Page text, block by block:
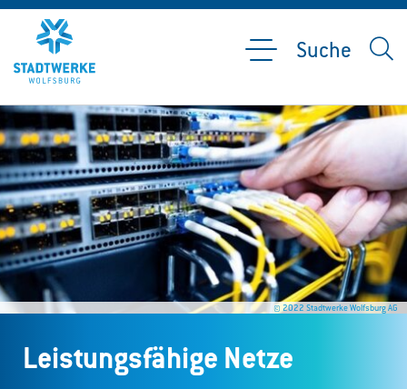
Suche
Leistungsfähige Netze
© 2022 Stadtwerke Wolfsburg AG